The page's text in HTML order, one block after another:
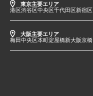
東京主要エリア
港区渋谷区中央区千代田区新宿区
大阪主要エリア
梅田中央区本町淀屋橋新大阪京橋